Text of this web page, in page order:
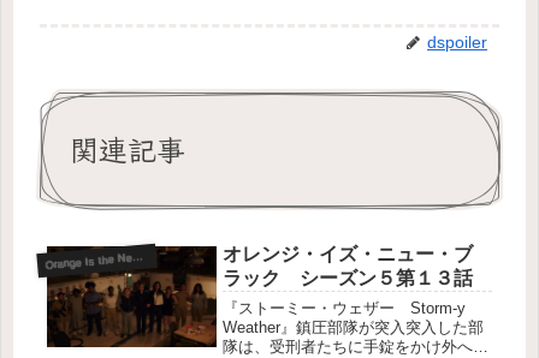
dspoiler
関連記事
Orange Is the New Black-S5
オレンジ・イズ・ニュー・ブ
ラック シーズン５第１３話
『ストーミー・ウェザー Storm-y
Weather』鎮圧部隊が突入突入した部
隊は、受刑者たちに手錠をかけ外へ連